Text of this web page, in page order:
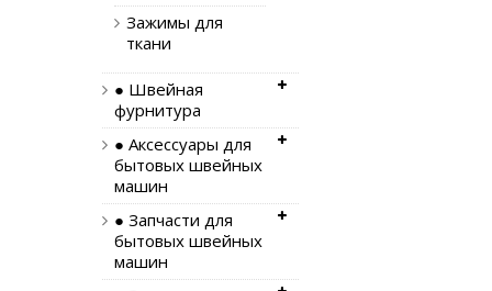
Зажимы для
ткани
● Швейная
фурнитура
● Аксессуары для
бытовых швейных
машин
● Запчасти для
бытовых швейных
машин